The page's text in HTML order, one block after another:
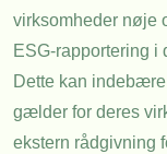
virksomheder nøje
ESG-rapportering i
Dette kan
gælder for deres
ekstern rådgivning